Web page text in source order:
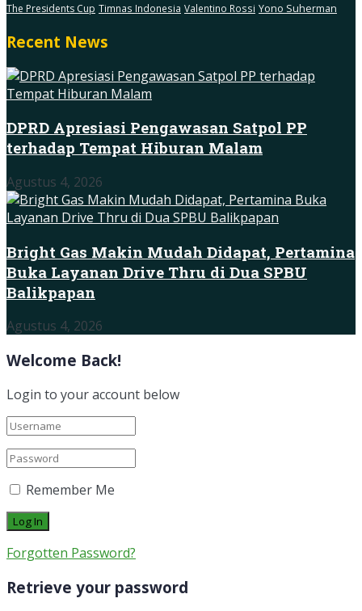
The Presidents Cup Timnas Indonesia Valentino Rossi Yono Suherman
Recent News
DPRD Apresiasi Pengawasan Satpol PP
terhadap Tempat Hiburan Malam
Agustus 4, 2026
Bright Gas Makin Mudah Didapat, Pertamina
Buka Layanan Drive Thru di Dua SPBU
Balikpapan
Agustus 4, 2026
Welcome Back!
Login to your account below
Remember Me
Forgotten Password?
Retrieve your password